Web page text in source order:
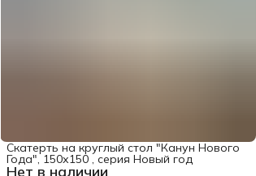
Нет в наличии
Скатерть на круглый стол "Канун Нового
Года", 150х150 , серия Новый год